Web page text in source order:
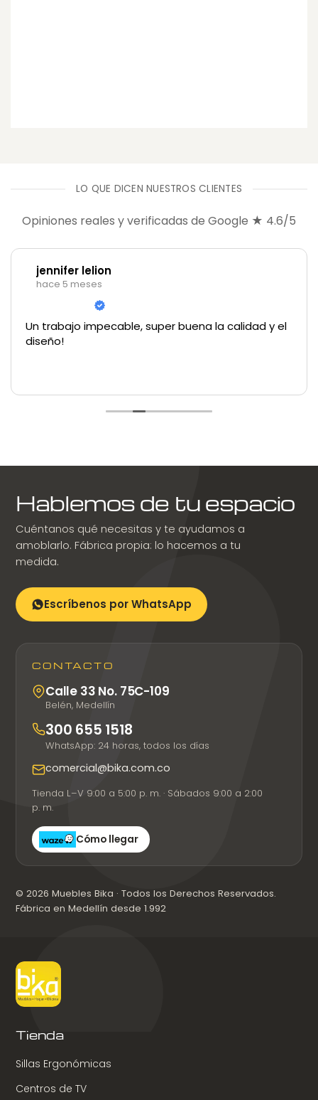
LO QUE DICEN NUESTROS CLIENTES
Opiniones reales y verificadas de Google ★ 4.6/5
jennifer lelion
hace 5 meses
Un trabajo impecable, super buena la calidad y el
diseño!
Hablemos de tu espacio
Cuéntanos qué necesitas y te ayudamos a
amoblarlo. Fábrica propia: lo hacemos a tu
medida.
Escríbenos por WhatsApp
CONTACTO
Calle 33 No. 75C-109
Belén, Medellín
300 655 1518
WhatsApp: 24 horas, todos los días
comercial@bika.com.co
Tienda L–V 9:00 a 5:00 p. m. · Sábados 9:00 a 2:00
p. m.
Cómo llegar
© 2026 Muebles Bika · Todos los Derechos Reservados.
Fábrica en Medellín desde 1.992
Tienda
Sillas Ergonómicas
Centros de TV